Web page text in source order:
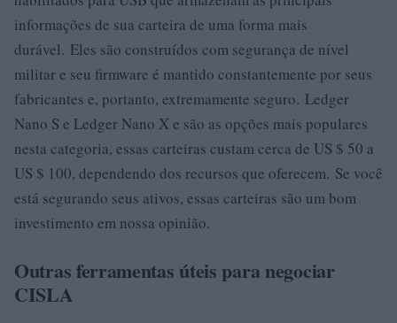
informações de sua carteira de uma forma mais
durável. Eles são construídos com segurança de nível
militar e seu firmware é mantido constantemente por seus
fabricantes e, portanto, extremamente seguro. Ledger
Nano S e Ledger Nano X e são as opções mais populares
nesta categoria, essas carteiras custam cerca de US $ 50 a
US $ 100, dependendo dos recursos que oferecem. Se você
está segurando seus ativos, essas carteiras são um bom
investimento em nossa opinião.
Outras ferramentas úteis para negociar
CISLA